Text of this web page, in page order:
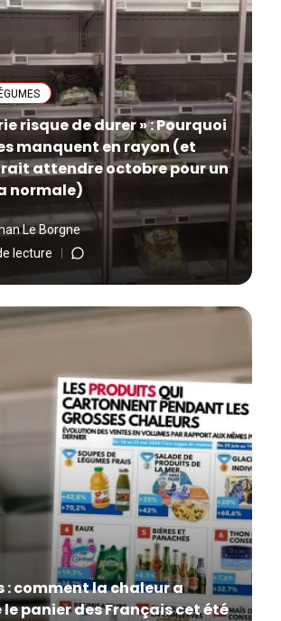
risque de durer » : Pourquoi
manquent en rayon (et
attendre octobre pour un
normale)
Le Borgne
lecture
: comment la chaleur a
le panier des Français cet été